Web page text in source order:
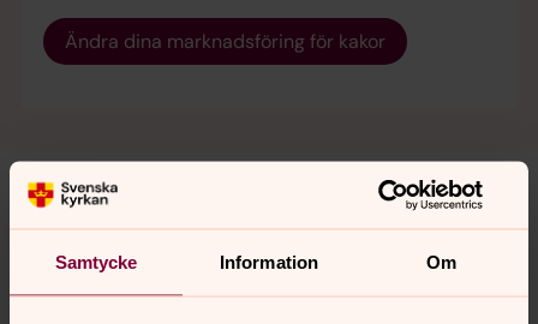
Samtycke Information Om
Ändra dina marknadsföring för kakor
Senast ändrad 15 juni 2026
Synpunkter eller frågor på sidans
innehåll?